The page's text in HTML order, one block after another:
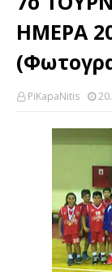
ΗΜΕΡΑ
PiKapaNitis